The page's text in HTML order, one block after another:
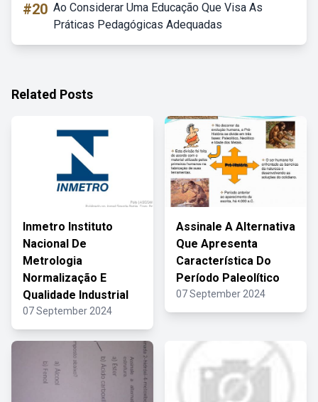
#20 Ao Considerar Uma Educação Que Visa As
Práticas Pedagógicas Adequadas
Related Posts
Inmetro Instituto
Nacional De
Metrologia
Normalização E
Qualidade Industrial
07 September 2024
Assinale A Alternativa
Que Apresenta
Característica Do
Período Paleolítico
07 September 2024